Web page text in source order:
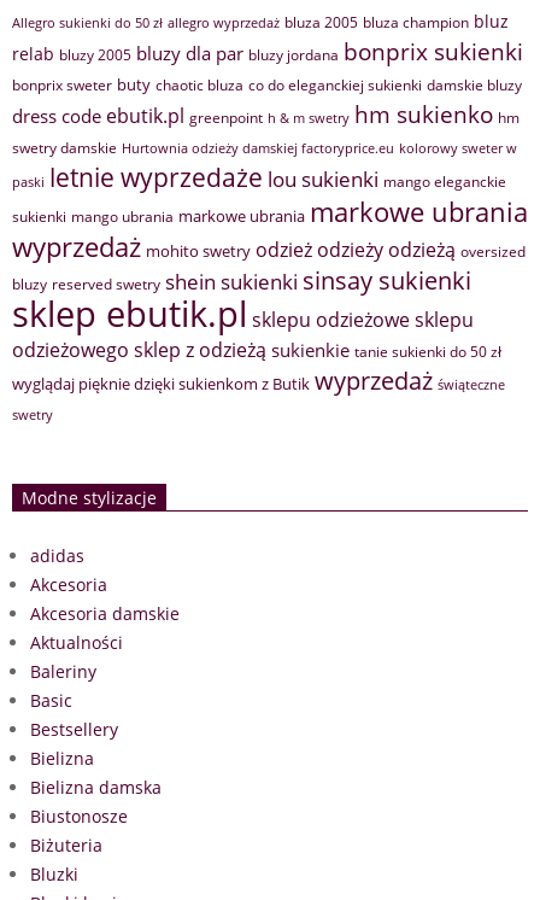
Allegro sukienki do 50 zł allegro wyprzedaż bluza 2005 bluza champion bluz
relab bluzy 2005 bluzy dla par bluzy jordana bonprix sukienki
bonprix sweter buty chaotic bluza co do eleganckiej sukienki damskie bluzy
dress code ebutik.pl greenpoint h & m swetry hm sukienko hm
swetry damskie Hurtownia odzieży damskiej factoryprice.eu kolorowy sweter w
paski letnie wyprzedaże lou sukienki mango eleganckie
sukienki mango ubrania markowe ubrania markowe ubrania
wyprzedaż mohito swetry odzież odzieży odzieżą oversized
bluzy reserved swetry shein sukienki sinsay sukienki
sklep ebutik.pl sklepu odzieżowesklepu
odzieżowego sklep z odzieżą sukienkie tanie sukienki do 50 zł
wyglądaj pięknie dzięki sukienkom z Butik wyprzedaż świąteczne
swetry
Modne stylizacje
adidas
Akcesoria
Akcesoria damskie
Aktualności
Baleriny
Basic
Bestsellery
Bielizna
Bielizna damska
Biustonosze
Biżuteria
Bluzki